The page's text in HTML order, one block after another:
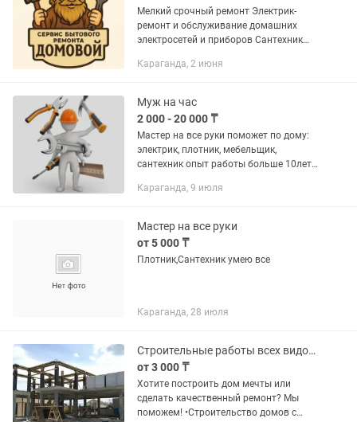
Мелкий срочный ремонт Электрик-
ремонт и обслуживание домашних
электросетей и приборов Сантехник
водоснабжения и канализации
покрытий...
Караганда, 2 июня
Муж на час
2 000 - 20 000 ₸
Мастер на все руки поможет по дому:
электрик, плотник, мебельщик,
сантехник опыт работы больше 10лет.
рестораны и т д . - Установка жалюзи,
Караганда, 9 июля
Мастер на все руки
от 5 000 ₸
Плотник,Сантехник умею все
Караганда, 28 июля
Строительные работы всех видов ! Постройка домов под ключ !
от 3 000 ₸
Хотите построить дом мечты или
сделать качественный ремонт? Мы
поможем! •Строительство домов с